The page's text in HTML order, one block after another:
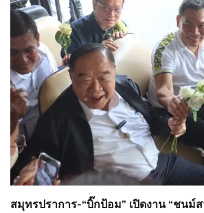
สมุทรปราการ-“บิ๊กป้อม” เปิดงาน “ชนม์